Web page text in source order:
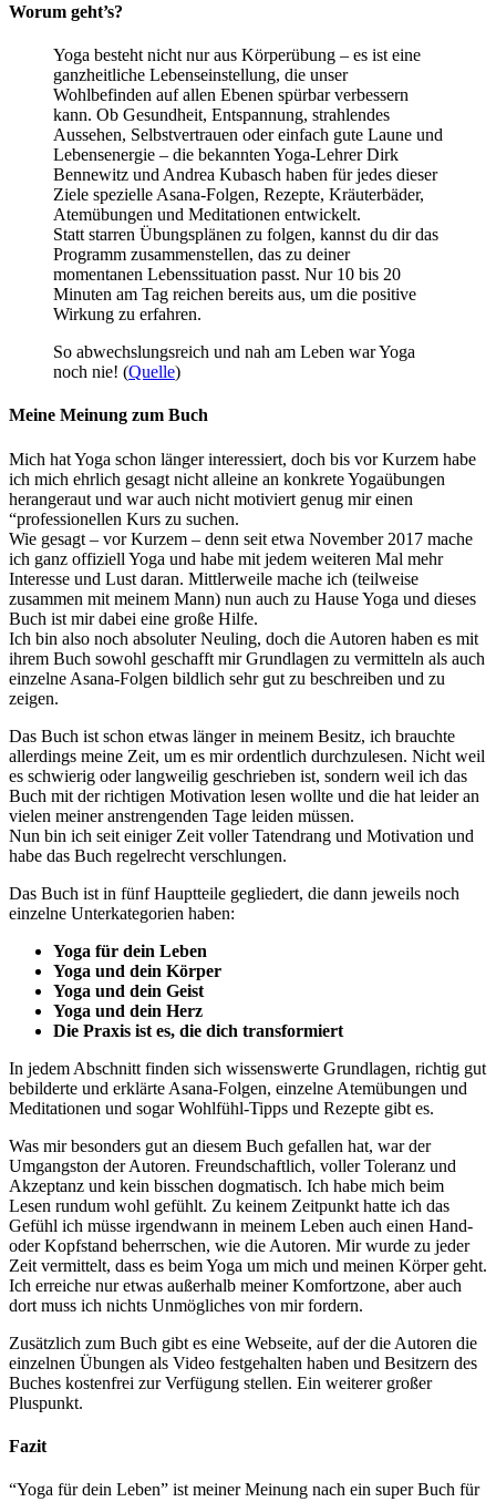
Worum geht’s?
Yoga besteht nicht nur aus Körperübung – es ist eine
ganzheitliche Lebenseinstellung, die unser
Wohlbefinden auf allen Ebenen spürbar verbessern
kann. Ob Gesundheit, Entspannung, strahlendes
Aussehen, Selbstvertrauen oder einfach gute Laune und
Lebensenergie – die bekannten Yoga-Lehrer Dirk
Bennewitz und Andrea Kubasch haben für jedes dieser
Ziele spezielle Asana-Folgen, Rezepte, Kräuterbäder,
Atemübungen und Meditationen entwickelt.
Statt starren Übungsplänen zu folgen, kannst du dir das
Programm zusammenstellen, das zu deiner
momentanen Lebenssituation passt. Nur 10 bis 20
Minuten am Tag reichen bereits aus, um die positive
Wirkung zu erfahren.
So abwechslungsreich und nah am Leben war Yoga
noch nie! (Quelle)
Meine Meinung zum Buch
Mich hat Yoga schon länger interessiert, doch bis vor Kurzem habe
ich mich ehrlich gesagt nicht alleine an konkrete Yogaübungen
herangeraut und war auch nicht motiviert genug mir einen
“professionellen Kurs zu suchen.
Wie gesagt – vor Kurzem – denn seit etwa November 2017 mache
ich ganz offiziell Yoga und habe mit jedem weiteren Mal mehr
Interesse und Lust daran. Mittlerweile mache ich (teilweise
zusammen mit meinem Mann) nun auch zu Hause Yoga und dieses
Buch ist mir dabei eine große Hilfe.
Ich bin also noch absoluter Neuling, doch die Autoren haben es mit
ihrem Buch sowohl geschafft mir Grundlagen zu vermitteln als auch
einzelne Asana-Folgen bildlich sehr gut zu beschreiben und zu
zeigen.
Das Buch ist schon etwas länger in meinem Besitz, ich brauchte
allerdings meine Zeit, um es mir ordentlich durchzulesen. Nicht weil
es schwierig oder langweilig geschrieben ist, sondern weil ich das
Buch mit der richtigen Motivation lesen wollte und die hat leider an
vielen meiner anstrengenden Tage leiden müssen.
Nun bin ich seit einiger Zeit voller Tatendrang und Motivation und
habe das Buch regelrecht verschlungen.
Das Buch ist in fünf Hauptteile gegliedert, die dann jeweils noch
einzelne Unterkategorien haben:
Yoga für dein Leben
Yoga und dein Körper
Yoga und dein Geist
Yoga und dein Herz
Die Praxis ist es, die dich transformiert
In jedem Abschnitt finden sich wissenswerte Grundlagen, richtig gut
bebilderte und erklärte Asana-Folgen, einzelne Atemübungen und
Meditationen und sogar Wohlfühl-Tipps und Rezepte gibt es.
Was mir besonders gut an diesem Buch gefallen hat, war der
Umgangston der Autoren. Freundschaftlich, voller Toleranz und
Akzeptanz und kein bisschen dogmatisch. Ich habe mich beim
Lesen rundum wohl gefühlt. Zu keinem Zeitpunkt hatte ich das
Gefühl ich müsse irgendwann in meinem Leben auch einen Hand-
oder Kopfstand beherrschen, wie die Autoren. Mir wurde zu jeder
Zeit vermittelt, dass es beim Yoga um mich und meinen Körper geht.
Ich erreiche nur etwas außerhalb meiner Komfortzone, aber auch
dort muss ich nichts Unmögliches von mir fordern.
Zusätzlich zum Buch gibt es eine Webseite, auf der die Autoren die
einzelnen Übungen als Video festgehalten haben und Besitzern des
Buches kostenfrei zur Verfügung stellen. Ein weiterer großer
Pluspunkt.
Fazit
“Yoga für dein Leben” ist meiner Meinung nach ein super Buch für